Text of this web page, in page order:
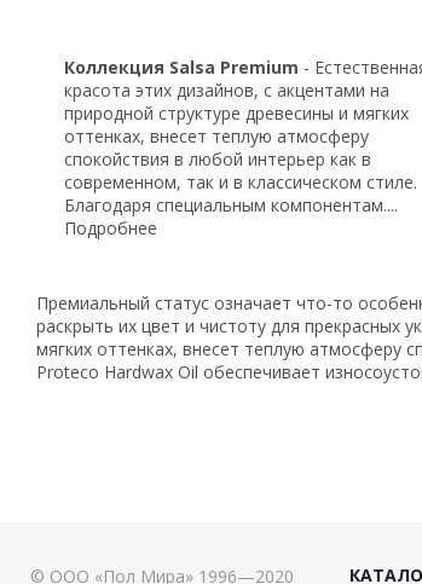
Коллекция Salsa Premium -
красота этих дизайнов, с акцентами на
природной структуре древесины и мягких
оттенках, внесет теплую атмосферу
спокойствия в любой интерьер как в
современном, так и в классическом стиле.
Благодаря специальным компонентам....
Подробнее
Премиальный статус означает что-то
раскрыть их цвет и чистоту для прекрасных
мягких оттенках, внесет теплую атмосферу
Proteco Hardwax Oil обеспечивает
© ООО «Пол Мира» 1996—2020